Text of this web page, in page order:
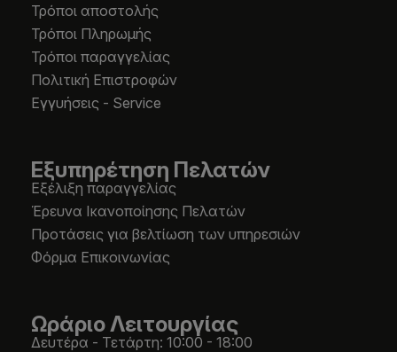
Τρόποι αποστολής
Τρόποι Πληρωμής
Τρόποι παραγγελίας
Πολιτική Επιστροφών
Εγγυήσεις - Service
Εξυπηρέτηση Πελατών
Εξέλιξη παραγγελίας
Έρευνα Ικανοποίησης Πελατών
Προτάσεις για βελτίωση των υπηρεσιών
Φόρμα Επικοινωνίας
Ωράριο Λειτουργίας
Δευτέρα - Τετάρτη: 10:00 - 18:00